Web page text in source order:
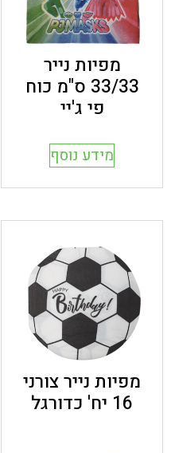
מפיות נייר
33/33 ס"מ כוח
פי ג'יי
מידע נוסף
מפיות נייר צורני
16 יח' כדורגל